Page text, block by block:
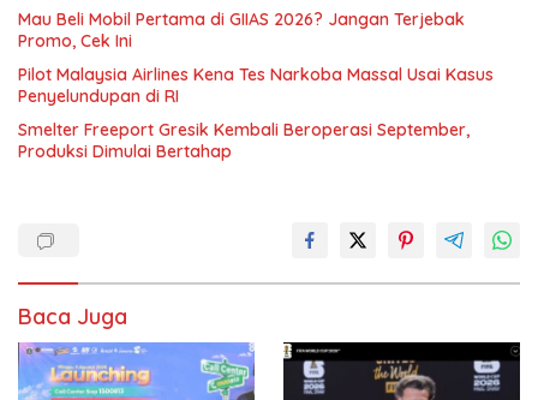
Mau Beli Mobil Pertama di GIIAS 2026? Jangan Terjebak
Promo, Cek Ini
Pilot Malaysia Airlines Kena Tes Narkoba Massal Usai Kasus
Penyelundupan di RI
Smelter Freeport Gresik Kembali Beroperasi September,
Produksi Dimulai Bertahap
Baca Juga